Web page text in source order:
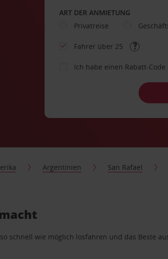
ART DER ANMIETUNG
Privatreise
Fahrer über 25
Ich habe einen Rabatt-Code
Argentinien San Rafael
schnell wie möglich losfahren und das Beste